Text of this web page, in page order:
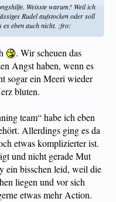
Weisste warum? Weil ich
Rudel aufstocken oder soll
es eben auch nicht. :fro:
. Wir scheuen das
Angst haben, wenn es
sogar ein Meeri wieder
bluten.
team“ habe ich eben
Allerdings ging es da
etwas komplizierter ist.
und nicht gerade Mut
ein bisschen leid, weil die
liegen und vor sich
etwas mehr Action.